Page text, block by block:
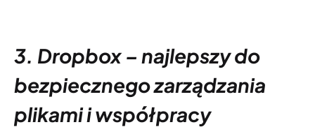
3. Dropbox – najlepszy do
bezpiecznego zarządzania
plikami i współpracy